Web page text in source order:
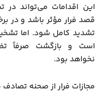
این اقدامات می‌تواند
قصد فرار مؤثر باشد و در
تشدید کامل شود. اما
است و بازگشت صرفاً
نخواهد بود.
مجازات فرار از صحنه